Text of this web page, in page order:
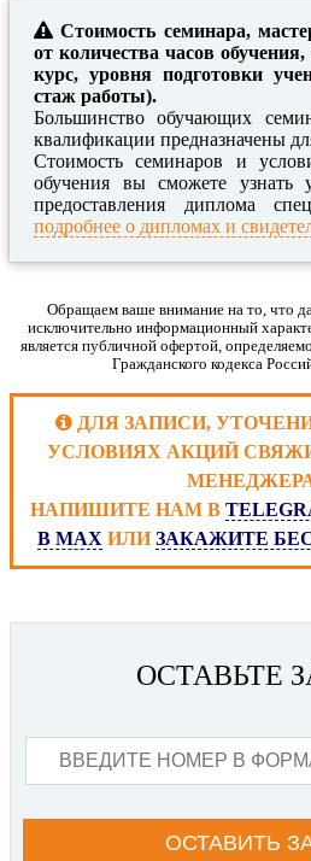
Стоимость семинара,
от количества часов
курс, уровня подготовки
стаж работы).
Большинство обучающих
квалификации предназначены
Стоимость семинаров и
обучения вы сможете
предоставления диплома
подробнее о дипломах и
Обращаем ваше внимание на то, что
исключительно информационный
является публичной офертой,
Гражданского кодекса
ДЛЯ ЗАПИСИ,
УСЛОВИЯХ АКЦИЙ
НАПИШИТЕ НАМ В
В MAX ИЛИЗАКАЖИТЕ
ОСТАВЬТЕ